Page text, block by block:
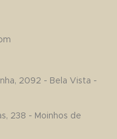
2092 - Bela Vista -
238 - Moinhos de